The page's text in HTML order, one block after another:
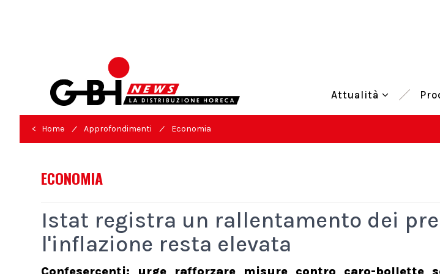
Attualità
< Home / Approfondimenti / Economia
ECONOMIA
Istat registra un rallentamento dei
l'inflazione resta elevata